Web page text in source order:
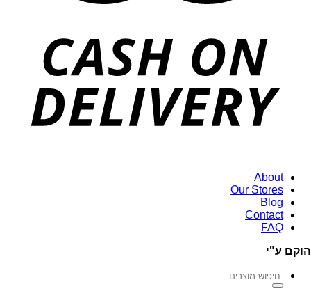
About
Our Stores
Blog
Contact
FAQ
הוקם ע"י
חיפוש
עבור: